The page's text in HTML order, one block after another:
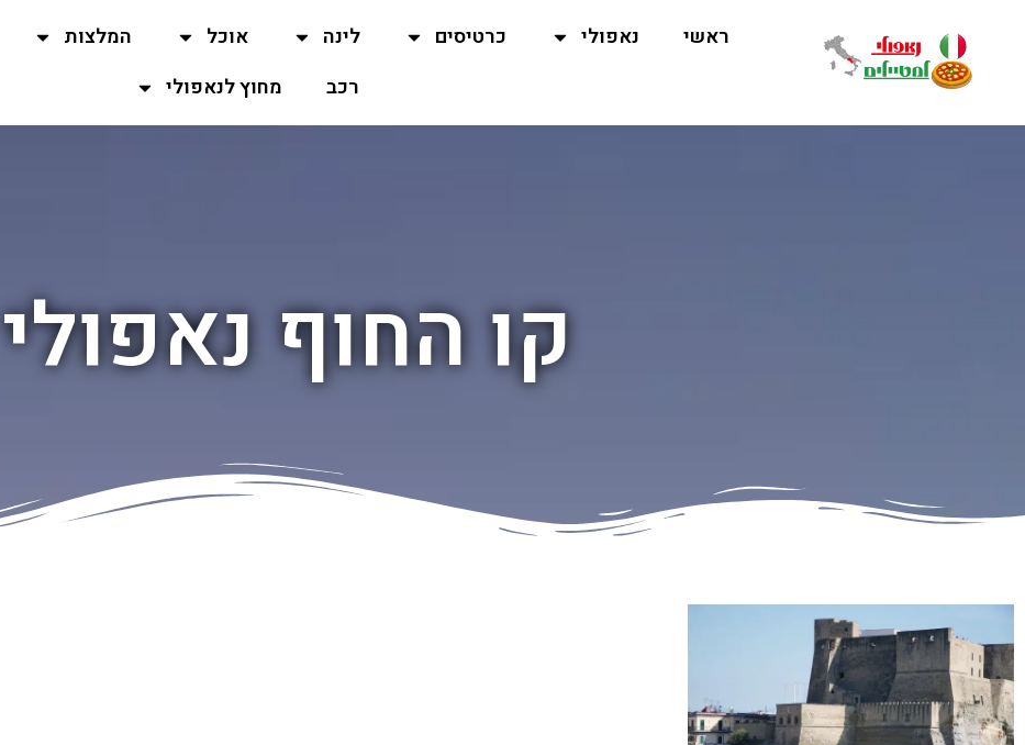
ראשי נאפולי כרטיסים לינה אוכל המלצות
רכב
מחוץ לנאפולי
קו החוף נאפולי